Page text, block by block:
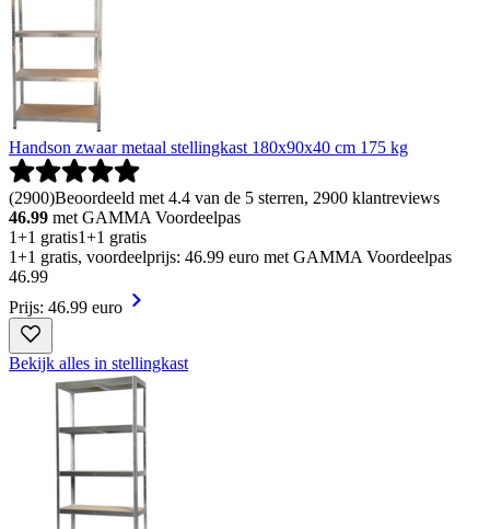
Handson zwaar metaal stellingkast 180x90x40 cm 175 kg
(2900)Beoordeeld met 4.4 van de 5 sterren, 2900 klantreviews
46.99 met GAMMA Voordeelpas
1+1 gratis1+1 gratis
1+1 gratis, voordeelprijs: 46.99 euro met GAMMA Voordeelpas
46.99
Prijs: 46.99 euro
Bekijk alles in stellingkast